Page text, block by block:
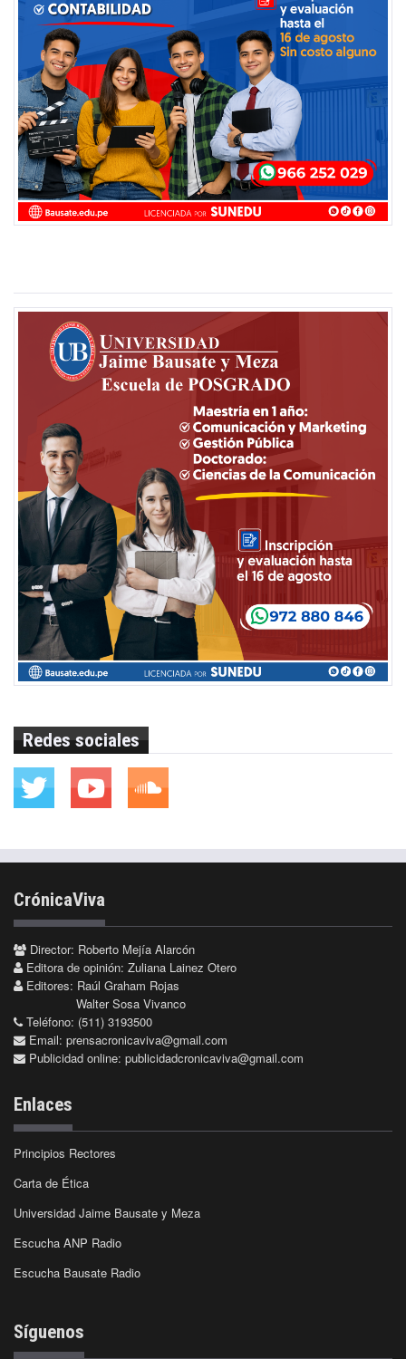
Redes sociales
CrónicaViva
Director: Roberto Mejía Alarcón
Editora de opinión: Zuliana Lainez Otero
Editores: Raúl Graham Rojas
Walter Sosa Vivanco
Teléfono: (511) 3193500
Email: prensacronicaviva@gmail.com
Publicidad online: publicidadcronicaviva@gmail.com
Enlaces
Principios Rectores
Carta de Ética
Universidad Jaime Bausate y Meza
Escucha ANP Radio
Escucha Bausate Radio
Síguenos